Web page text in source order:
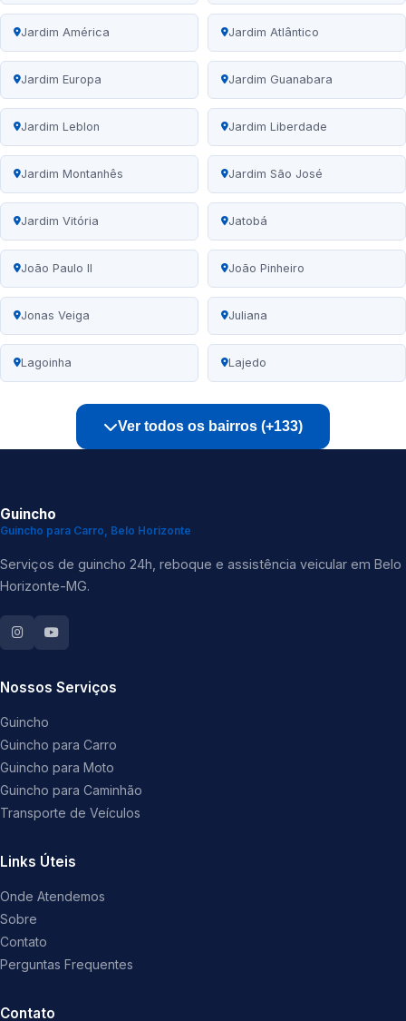
Jardim América Jardim Atlântico
Jardim Europa Jardim Guanabara
Jardim Leblon Jardim Liberdade
Jardim Montanhês Jardim São José
Jardim Vitória Jatobá
João Paulo II João Pinheiro
Jonas Veiga Juliana
Lagoinha Lajedo
Ver todos os bairros (+133)
Guincho
Guincho para Carro, Belo Horizonte
Serviços de guincho 24h, reboque e assistência veicular em Belo
Horizonte-MG.
Nossos Serviços
Guincho
Guincho para Carro
Guincho para Moto
Guincho para Caminhão
Transporte de Veículos
Links Úteis
Onde Atendemos
Sobre
Contato
Perguntas Frequentes
Contato